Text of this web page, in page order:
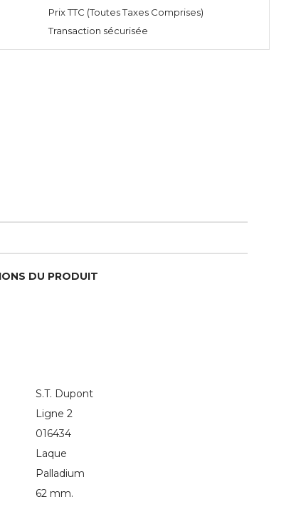
Prix TTC (Toutes Taxes Comprises)
Transaction sécurisée
DU PRODUIT
S.T. Dupont
Ligne 2
016434
Laque
Palladium
62 mm.